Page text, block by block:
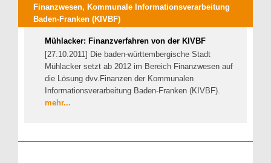
Finanzwesen, Kommunale Informationsverarbeitung
Baden-Franken (KIVBF)
Mühlacker: Finanzverfahren von der KIVBF
[27.10.2011] Die baden-württembergische Stadt
Mühlacker setzt ab 2012 im Bereich Finanzwesen auf
die Lösung dvv.Finanzen der Kommunalen
Informationsverarbeitung Baden-Franken (KIVBF).
mehr...